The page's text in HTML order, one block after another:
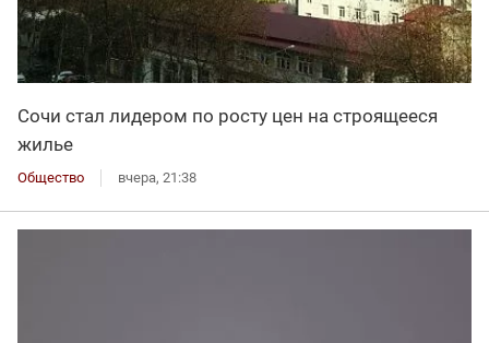
Сочи стал лидером по росту цен на строящееся
жилье
Общество вчера, 21:38